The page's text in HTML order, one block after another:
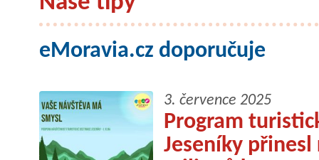
eMoravia.cz doporučuje
3. července 2025
Program
Jeseníky